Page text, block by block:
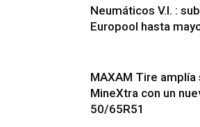
Neumáticos V.I. :
Europool hasta
MAXAM Tire amplía
MineXtra con un
50/65R51